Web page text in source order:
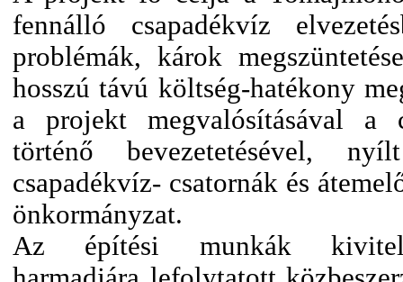
fennálló csapadékvíz
problémák, károk
hosszú távú költség-hatékony
a projekt megvalósításával a
történő bevezetetésével,
csapadékvíz- csatornák és
önkormányzat.
Az építési munkák